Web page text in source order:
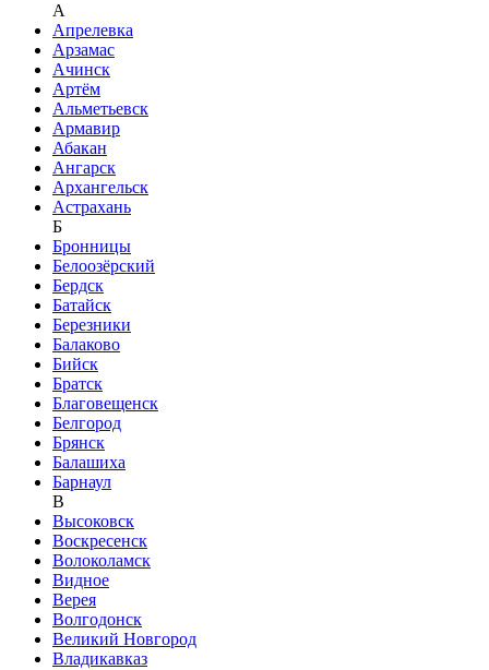
A
Апрелевка
Арзамас
Ачинск
Артём
Альметьевск
Армавир
Абакан
Ангарск
Архангельск
Астрахань
Б
Бронницы
Белоозёрский
Бердск
Батайск
Березники
Балаково
Бийск
Братск
Благовещенск
Белгород
Брянск
Балашиха
Барнаул
В
Высоковск
Воскресенск
Волоколамск
Видное
Верея
Волгодонск
Великий Новгород
Владикавказ